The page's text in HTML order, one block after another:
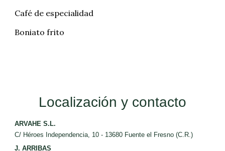
Café de especialidad
Boniato frito
Localización y contacto
ARVAHE S.L.
C/ Héroes Independencia, 10 - 13680 Fuente el Fresno (C.R.)
J. ARRIBAS